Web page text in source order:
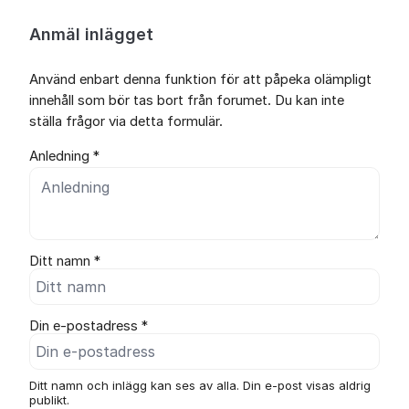
Anmäl inlägget
Använd enbart denna funktion för att påpeka olämpligt
innehåll som bör tas bort från forumet. Du kan inte
ställa frågor via detta formulär.
Anledning *
Ditt namn *
Din e-postadress *
Ditt namn och inlägg kan ses av alla. Din e-post visas aldrig
publikt.